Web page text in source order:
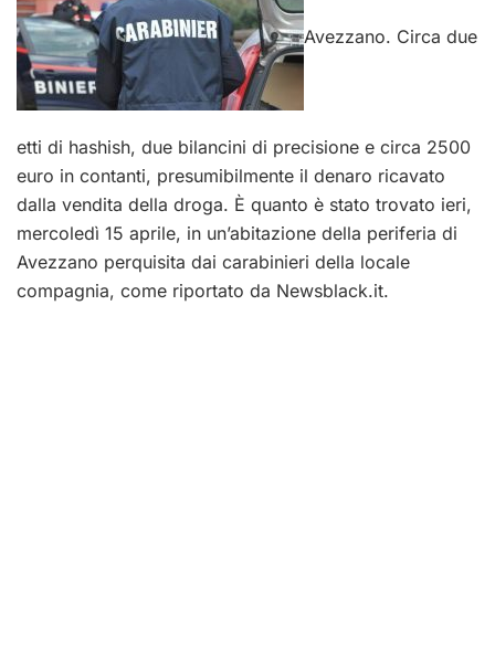
Avezzano. Circa due
etti di hashish, due bilancini di precisione e circa 2500
euro in contanti, presumibilmente il denaro ricavato
dalla vendita della droga. È quanto è stato trovato ieri,
mercoledì 15 aprile, in un’abitazione della periferia di
Avezzano perquisita dai carabinieri della locale
compagnia, come riportato da Newsblack.it.